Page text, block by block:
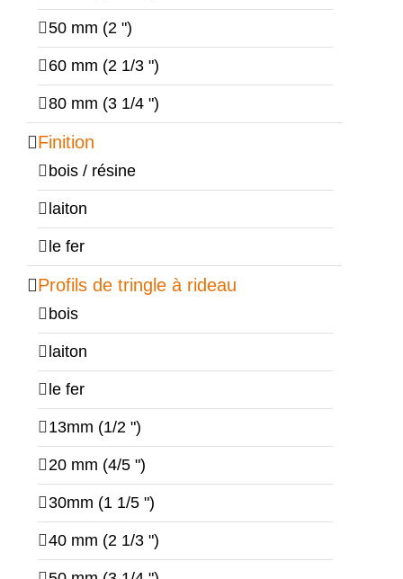
50 mm (2 ")
60 mm (2 1/3 ")
80 mm (3 1/4 ")
Finition
bois / résine
laiton
le fer
Profils de tringle à rideau
bois
laiton
le fer
13mm (1/2 ")
20 mm (4/5 ")
30mm (1 1/5 ")
40 mm (2 1/3 ")